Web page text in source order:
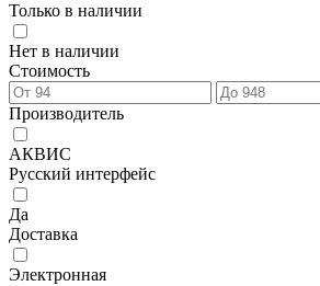
Только в наличии
Нет в наличии
Стоимость
Производитель
АКВИС
Русский интерфейс
Да
Доставка
Электронная